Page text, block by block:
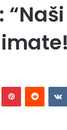
PinterestReddit